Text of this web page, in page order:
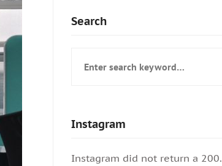
Search
for:
Instagram
Instagram did not return a 200.